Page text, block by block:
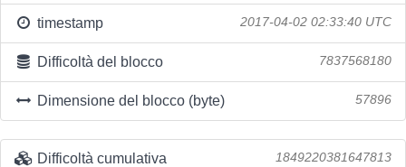
timestamp 2017-04-02 02:33:40 UTC
Difficoltà del blocco 7837568180
Dimensione del blocco (byte) 57896
Difficoltà cumulativa 1849220381647813